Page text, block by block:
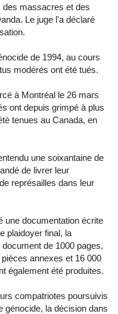
des massacres et des
Le juge l'a déclaré
de 1994, au cours
modérés ont été tués.
à Montréal le 26 mars
ont depuis grimpé à plus
tenues au Canada, en
une soixantaine de
de livrer leur
représailles dans leur
une documentation écrite
plaidoyer final, la
de 1000 pages,
annexes et 16 000
également été produites.
compatriotes poursuivis
génocide, la décision dans